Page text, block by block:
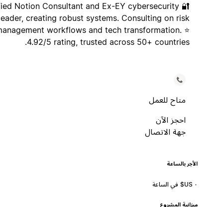
🔐 Certified Notion Consultant and Ex-EY cybersecurity
leader, creating robust systems. Consulting on risk
management workflows and tech transformation. ⭐
4.92/5 rating, trusted across 50+ countries.
متاح للعمل
احجز الآن
جهة الاتصال
الأجر بالساعة
ميزانية المشروع